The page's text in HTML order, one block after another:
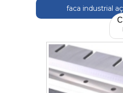
faca industrial